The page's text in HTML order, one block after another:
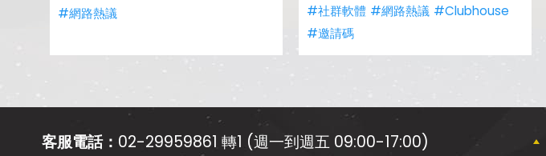
#網路熱議
#社群軟體 #網路熱議 #Clubhouse
#邀請碼
客服電話： 02-29959861 轉1 (週一到週五 09:00-17:00)